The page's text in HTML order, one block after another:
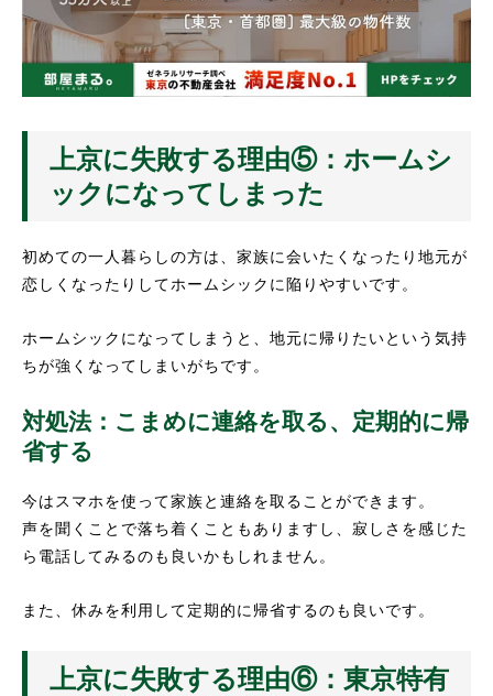
上京に失敗する理由⑤：ホームシ
ックになってしまった
初めての一人暮らしの方は、家族に会いたくなったり地元が
恋しくなったりしてホームシックに陥りやすいです。
ホームシックになってしまうと、地元に帰りたいという気持
ちが強くなってしまいがちです。
対処法：こまめに連絡を取る、定期的に帰
省する
今はスマホを使って家族と連絡を取ることができます。
声を聞くことで落ち着くこともありますし、寂しさを感じた
ら電話してみるのも良いかもしれません。
また、休みを利用して定期的に帰省するのも良いです。
上京に失敗する理由⑥：東京特有